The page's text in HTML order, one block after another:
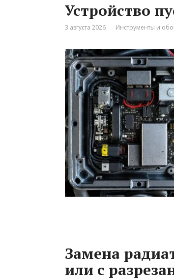
Устройство
3 августа 2026 Инструменты и
Замена
или с